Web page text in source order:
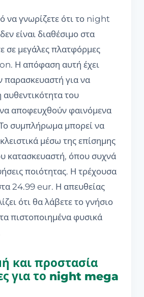
να γνωρίζετε ότι το night
είναι διαθέσιμο στα
σε μεγάλες πλατφόρμες
Η απόφαση αυτή έχει
παρασκευαστή για να
αυθεντικότητα του
αποφευχθούν φαινόμενα
συμπλήρωμα μπορεί να
μέσω της επίσημης
κατασκευαστή, όπου συχνά
ποιότητας. Η τρέχουσα
24.99 eur. Η απευθείας
ότι θα λάβετε το γνήσιο
πιστοποιημένα φυσικά
και προστασία
για το night mega